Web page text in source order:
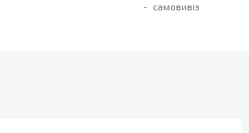
самовивіз